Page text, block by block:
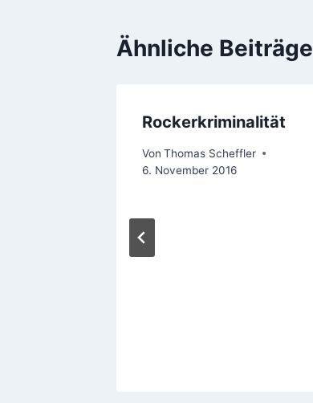
Ähnliche Beiträge
Rockerkriminalität
Von Thomas Scheffler
6. November 2016